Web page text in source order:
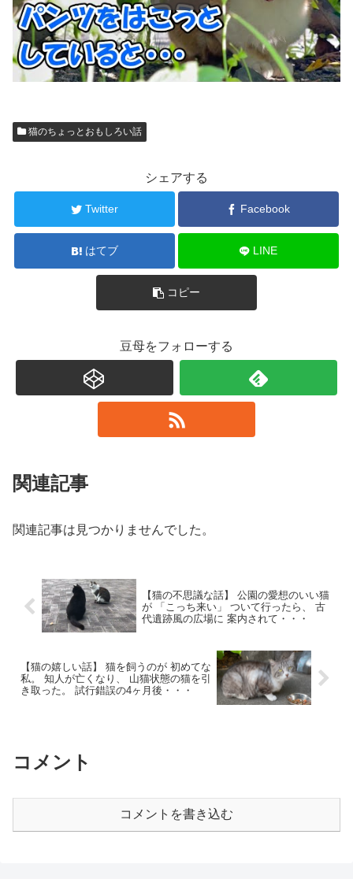
猫のちょっとおもしろい話
シェアする
Twitter Facebook
はてブ LINE
コピー
豆母をフォローする
関連記事
関連記事は見つかりませんでした。
【猫の不思議な話】 公園の愛想のいい猫
が 「こっち来い」 ついて行ったら、 古
代遺跡風の広場に 案内されて・・・
【猫の嬉しい話】 猫を飼うのが 初めてな
私。 知人が亡くなり、 山猫状態の猫を引
き取った。 試行錯誤の4ヶ月後・・・
コメント
コメントを書き込む